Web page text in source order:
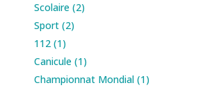
Scolaire (2)
Sport (2)
112 (1)
Canicule (1)
Championnat Mondial (1)